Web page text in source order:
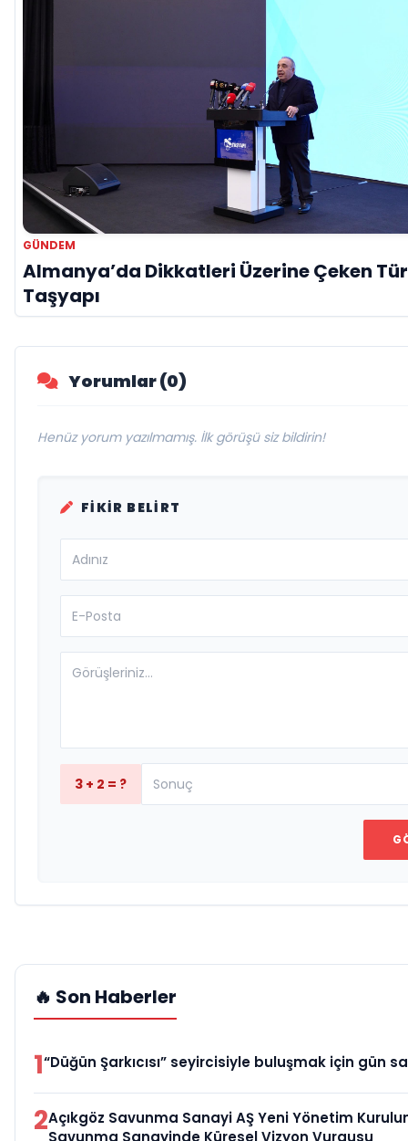
GÜNDEM
Almanya’da Dikkatleri Üzerine Çeken
Taşyapı
Yorumlar (0)
Henüz yorum yazılmamış. İlk görüşü siz bildirin!
FIKIR BELIRT
3 + 2 = ?
🔥 Son Haberler
1“Düğün Şarkıcısı” seyircisiyle buluşmak için gün
2Açıkgöz Savunma Sanayi AŞ Yeni Yönetim
Savunma Sanayinde Küresel Vizyon Vurgusu